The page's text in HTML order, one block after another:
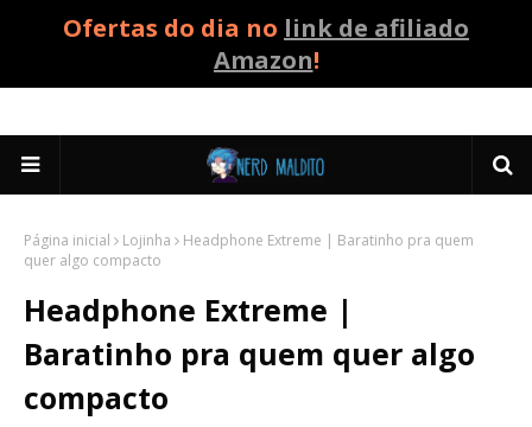
Ofertas do dia no link de afiliado
Amazon!
Página inicial Lojinha
Headphone Extreme | Baratinho pra quem
quer algo compacto
Headphone Extreme |
Baratinho pra quem quer algo
compacto